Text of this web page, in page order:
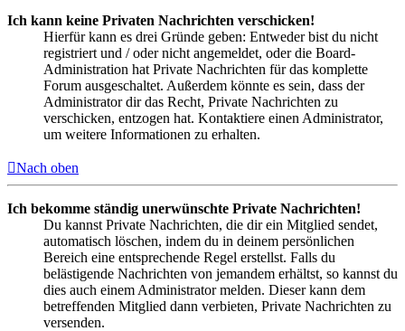
Ich kann keine Privaten Nachrichten verschicken!
Hierfür kann es drei Gründe geben: Entweder bist du nicht
registriert und / oder nicht angemeldet, oder die Board-
Administration hat Private Nachrichten für das komplette
Forum ausgeschaltet. Außerdem könnte es sein, dass der
Administrator dir das Recht, Private Nachrichten zu
verschicken, entzogen hat. Kontaktiere einen Administrator,
um weitere Informationen zu erhalten.
Nach oben
Ich bekomme ständig unerwünschte Private Nachrichten!
Du kannst Private Nachrichten, die dir ein Mitglied sendet,
automatisch löschen, indem du in deinem persönlichen
Bereich eine entsprechende Regel erstellst. Falls du
belästigende Nachrichten von jemandem erhältst, so kannst du
dies auch einem Administrator melden. Dieser kann dem
betreffenden Mitglied dann verbieten, Private Nachrichten zu
versenden.